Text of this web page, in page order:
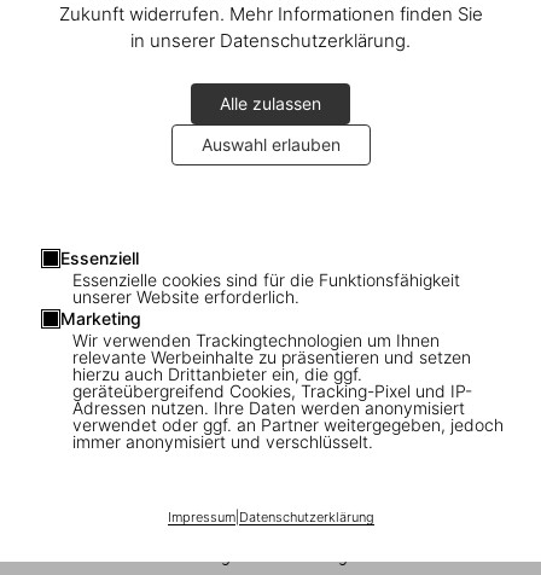
Zukunft widerrufen. Mehr Informationen finden Sie
in unserer Datenschutzerklärung.
Alle zulassen
Auswahl erlauben
Essenziell
Essenzielle cookies sind für die Funktionsfähigkeit
unserer Website erforderlich.
Marketing
Wir verwenden Trackingtechnologien um Ihnen
relevante Werbeinhalte zu präsentieren und setzen
hierzu auch Drittanbieter ein, die ggf.
geräteübergreifend Cookies, Tracking-Pixel und IP-
Adressen nutzen. Ihre Daten werden anonymisiert
verwendet oder ggf. an Partner weitergegeben, jedoch
immer anonymisiert und verschlüsselt.
Impressum| Datenschutzerklärung
FEW LEFT XXL
Marc Newson. Works
US$ 1.750
Ausgabe: Mehrsprachig (Deutsch, Englisch,
Französisch)